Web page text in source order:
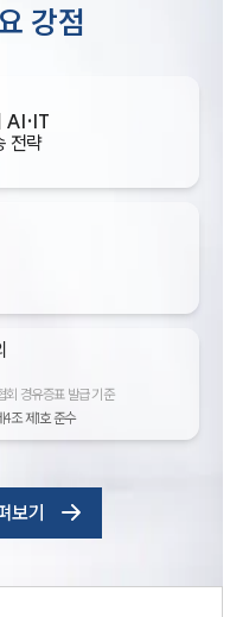
례
강점
AI·IT
전략
경유증표 발급 기준
조 제1호 준수
보기